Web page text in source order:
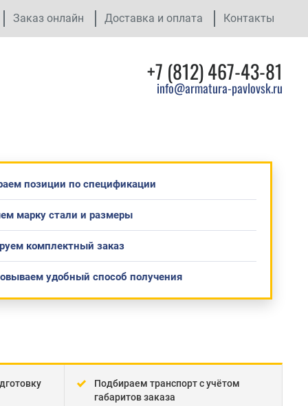
Заказ онлайн Доставка и оплата Контакты
+7 (812) 467-43-81
info@armatura-pavlovsk.ru
позиции по спецификации
марку стали и размеры
комплектный заказ
удобный способ получения
Подбираем транспорт с учётом
габаритов заказа